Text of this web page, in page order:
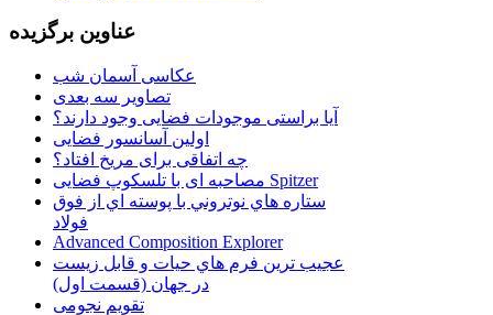
عناوین برگزیده
عکاسی آسمان شب
تصاویر سه بعدی
آیا براستی موجودات فضایی وجود دارند؟
اولین آسانسور فضایی
چه اتفاقی برای مریخ افتاد؟
مصاحبه ای با تلسکوپ فضایی Spitzer
ستاره هاي نوتروني با پوسته اي از فوق
فولاد
Advanced Composition Explorer
عجیب ترین فرم هاي حيات و قابل زيست
در جهان (قسمت اول)
تقویم نجومی